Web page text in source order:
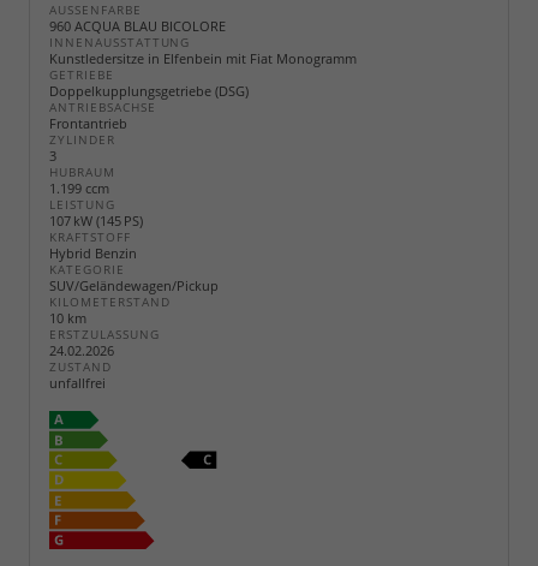
AUSSENFARBE
960 ACQUA BLAU BICOLORE
INNENAUSSTATTUNG
Kunstledersitze in Elfenbein mit Fiat Monogramm
GETRIEBE
Doppelkupplungsgetriebe (DSG)
ANTRIEBSACHSE
Frontantrieb
ZYLINDER
3
HUBRAUM
1.199 ccm
LEISTUNG
107 kW (145 PS)
KRAFTSTOFF
Hybrid Benzin
KATEGORIE
SUV/Geländewagen/Pickup
KILOMETERSTAND
10 km
ERSTZULASSUNG
24.02.2026
ZUSTAND
unfallfrei